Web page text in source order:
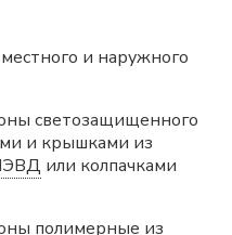
и наружного
светозащищенного
и крышками из
или колпачками
полимерные из